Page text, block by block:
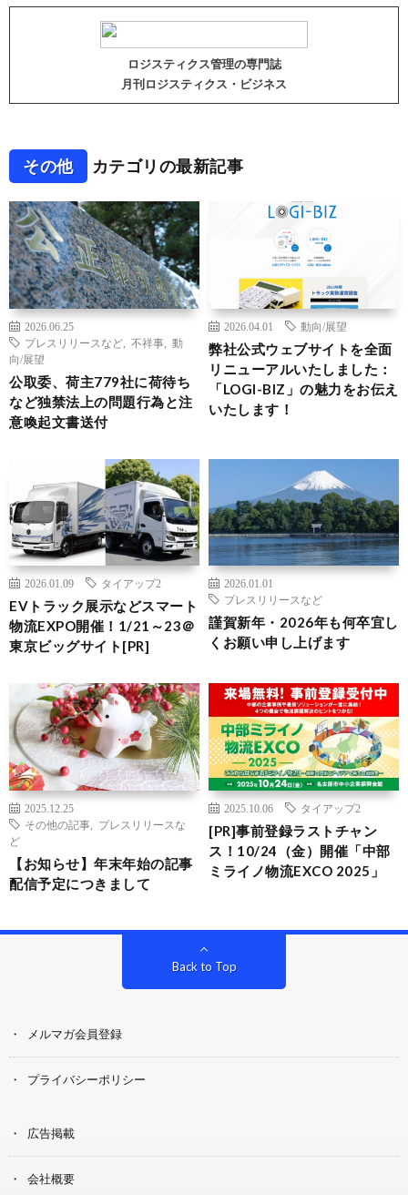
ロジスティクス管理の専門誌
月刊ロジスティクス・ビジネス
その他 カテゴリの最新記事
2026.06.25
プレスリリースなど
不祥事
動
向/展望
公取委、荷主779社に荷待ち
など独禁法上の問題行為と注
意喚起文書送付
2026.04.01 動向/展望
弊社公式ウェブサイトを全面
リニューアルいたしました：
「LOGI-BIZ」の魅力をお伝え
いたします！
2026.01.09 タイアップ2
EVトラック展示などスマート
物流EXPO開催！1/21～23＠
東京ビッグサイト[PR]
2026.01.01
プレスリリースなど
謹賀新年・2026年も何卒宜し
くお願い申し上げます
2025.12.25
その他の記事
プレスリリースな
ど
【お知らせ】年末年始の記事
配信予定につきまして
2025.10.06 タイアップ2
[PR]事前登録ラストチャン
ス！10/24（金）開催「中部
ミライノ物流EXCO 2025」
Back to Top
メルマガ会員登録
プライバシーポリシー
広告掲載
会社概要